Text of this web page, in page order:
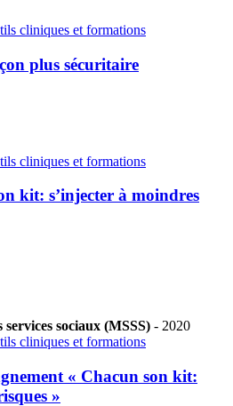
cliniques et formations
plus sécuritaire
cliniques et formations
kit: s’injecter à moindres
sociaux (MSSS) - 2020
cliniques et formations
« Chacun son kit:
»